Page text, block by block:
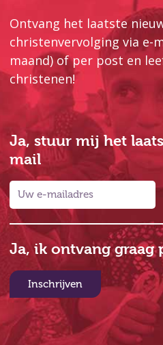
Ontvang het laatste
christenvervolging via e-
maand) of per post en
christenen!
Ja, stuur mij het
mail
Ja, ik ontvang graag
Inschrijven